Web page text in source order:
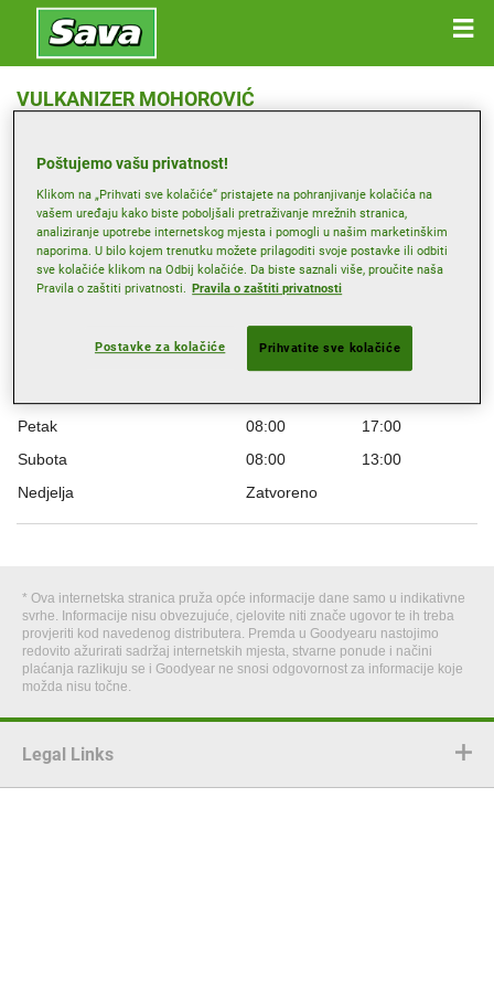
VULKANIZER MOHOROVIĆ
Primi smjernice
Radno vrijeme
Ponedjeljak 08:00
08:00
17:00
Petak
08:00
17:00
Subota
08:00
13:00
Nedjelja
Zatvoreno
* Ova internetska stranica pruža opće informacije dane samo u indikativne
svrhe. Informacije nisu obvezujuće, cjelovite niti znače ugovor te ih treba
provjeriti kod navedenog distributera. Premda u Goodyearu nastojimo
redovito ažurirati sadržaj internetskih mjesta, stvarne ponude i načini
plaćanja razlikuju se i Goodyear ne snosi odgovornost za informacije koje
možda nisu točne.
Legal Links
Poštujemo vašu privatnost!
Klikom na „Prihvati sve kolačiće“ pristajete na pohranjivanje kolačića na
vašem uređaju kako biste poboljšali pretraživanje mrežnih stranica,
analiziranje upotrebe internetskog mjesta i pomogli u našim marketinškim
naporima. U bilo kojem trenutku možete prilagoditi svoje postavke ili odbiti
sve kolačiće klikom na Odbij kolačiće. Da biste saznali više, proučite naša
Pravila o zaštiti privatnosti. Pravila o zaštiti privatnosti
Postavke za kolačiće Prihvatite sve kolačiće